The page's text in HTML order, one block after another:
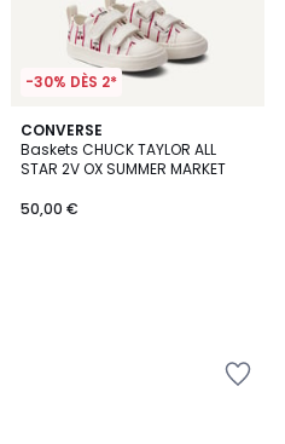
-30% DÈS 2*
CONVERSE
Baskets CHUCK TAYLOR ALL
STAR 2V OX SUMMER MARKET
50,00 €